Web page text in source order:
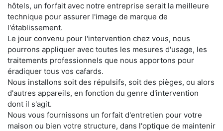
hôtels, un forfait avec notre entreprise serait la meilleure
technique pour assurer l'image de marque de
l'établissement.
Le jour convenu pour l'intervention chez vous, nous
pourrons appliquer avec toutes les mesures d'usage, les
traitements professionnels que nous apportons pour
éradiquer tous vos cafards.
Nous installons soit des répulsifs, soit des pièges, ou alors
d'autres appareils, en fonction du genre d'intervention
dont il s'agit.
Nous vous fournissons un forfait d'entretien pour votre
maison ou bien votre structure, dans l'optique de maintenir